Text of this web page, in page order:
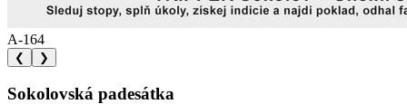
A-164
❮ ❯
Sokolovská padesátka